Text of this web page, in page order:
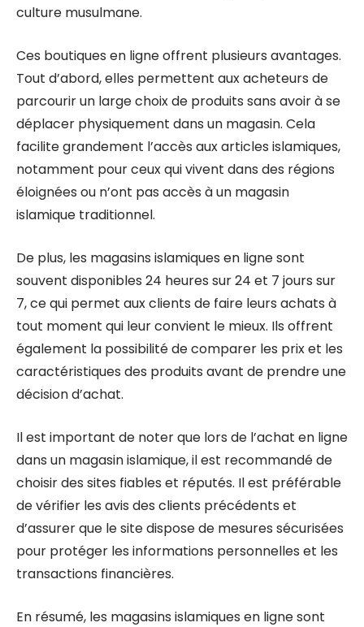
culture musulmane.
Ces boutiques en ligne offrent plusieurs avantages.
Tout d’abord, elles permettent aux acheteurs de
parcourir un large choix de produits sans avoir à se
déplacer physiquement dans un magasin. Cela
facilite grandement l’accès aux articles islamiques,
notamment pour ceux qui vivent dans des régions
éloignées ou n’ont pas accès à un magasin
islamique traditionnel.
De plus, les magasins islamiques en ligne sont
souvent disponibles 24 heures sur 24 et 7 jours sur
7, ce qui permet aux clients de faire leurs achats à
tout moment qui leur convient le mieux. Ils offrent
également la possibilité de comparer les prix et les
caractéristiques des produits avant de prendre une
décision d’achat.
Il est important de noter que lors de l’achat en ligne
dans un magasin islamique, il est recommandé de
choisir des sites fiables et réputés. Il est préférable
de vérifier les avis des clients précédents et
d’assurer que le site dispose de mesures sécurisées
pour protéger les informations personnelles et les
transactions financières.
En résumé, les magasins islamiques en ligne sont